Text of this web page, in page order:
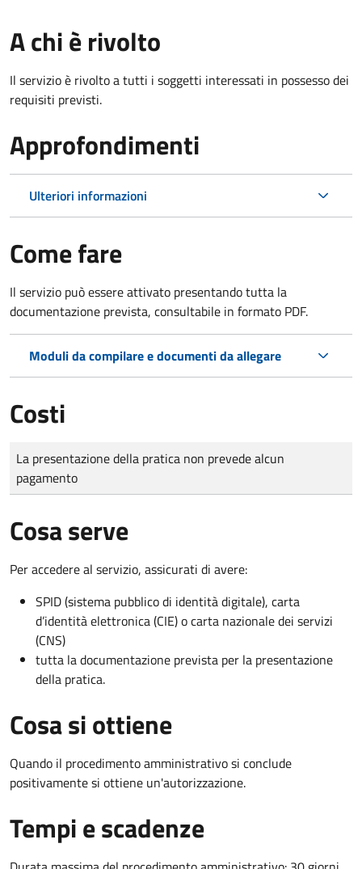
A chi è rivolto
Il servizio è rivolto a tutti i soggetti interessati in possesso dei
requisiti previsti.
Approfondimenti
Ulteriori informazioni
Come fare
Il servizio può essere attivato presentando tutta la
documentazione prevista, consultabile in formato PDF.
Moduli da compilare e documenti da allegare
Costi
Tipo di pagamento
Importo
La presentazione della pratica non prevede alcun
pagamento
Cosa serve
Per accedere al servizio, assicurati di avere:
SPID (sistema pubblico di identità digitale), carta
d’identità elettronica (CIE) o carta nazionale dei servizi
(CNS)
tutta la documentazione prevista per la presentazione
della pratica.
Cosa si ottiene
Quando il procedimento amministrativo si conclude
positivamente si ottiene un'autorizzazione.
Tempi e scadenze